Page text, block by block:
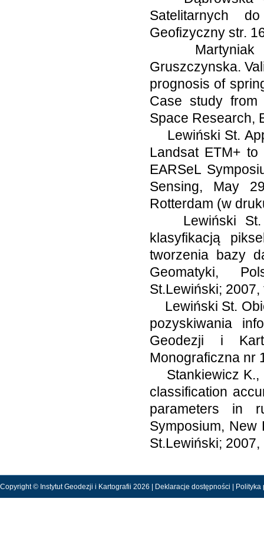
Satelitarnych
Geofizyczny str.
Martyniak L.,
Gruszczynska.
prognosis of
Case study from
Space Research,
Lewiński St.
Landsat ETM+
EARSeL
Sensing, May
Rotterdam (w
Lewiński St.
klasyfikacją
tworzenia bazy
Geomatyki,
St.Lewiński; 2007,
Lewiński St.
pozyskiwania
Geodezji i
Monograficzna nr
Stankiewicz K.,
classification
parameters in
Symposium, New
St.Lewiński;
Copyright © Instytut Geodezji i Kartografii 2026 | Deklaracje dostępności Polityka